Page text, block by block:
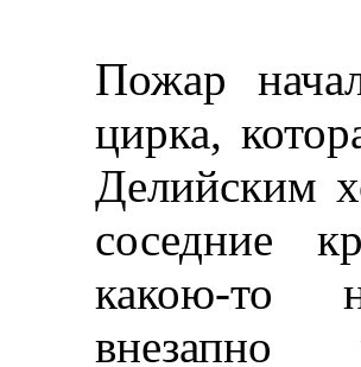
Пожар
цирка,
Делийским
соседние
какою-то
внезапно